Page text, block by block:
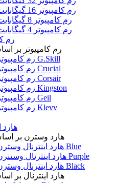
رم کامپیوتر 16 گیگابایت
رم کامپیوتر 8 گیگابایت
رم کامپیوتر 4 گیگابایت
رم
رم کامپیوتر بر
رم کامپیوتر G.Skill
رم کامپیوتر Crucial
رم کامپیوتر Corsair
رم کامپیوتر Kingston
رم کامپیوتر Geil
رم کامپیوتر Klevv
هارد
هارد وسترن بر
هارد اینترنال وسترن Blue
هارد اینترنال وستنرن Purple
هارد اینترنال وسترن Black
هارد اینترنال بر